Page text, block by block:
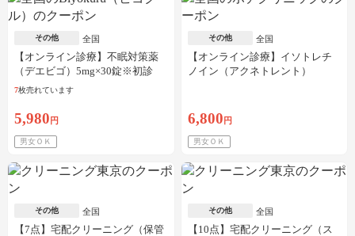
その他 全国
【オンライン診療】不眠対策薬
（デエビゴ）5mg×30錠※初診
料・送料込
7枚売れています
5,980 円
男女ＯＫ
その他 全国
【オンライン診療】イソトレチ
ノイン（アクネトレント）
6,800 円
男女ＯＫ
その他 全国
【7点】宅配クリーニング（保管
その他 全国
【10点】宅配クリーニング（ス